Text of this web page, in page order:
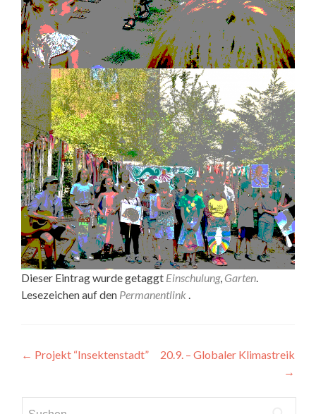
Dieser Eintrag wurde getaggt Einschulung, Garten.
Lesezeichen auf den Permanentlink .
Artikel-
← Projekt “Insektenstadt”
20.9. – Globaler Klimastreik
→